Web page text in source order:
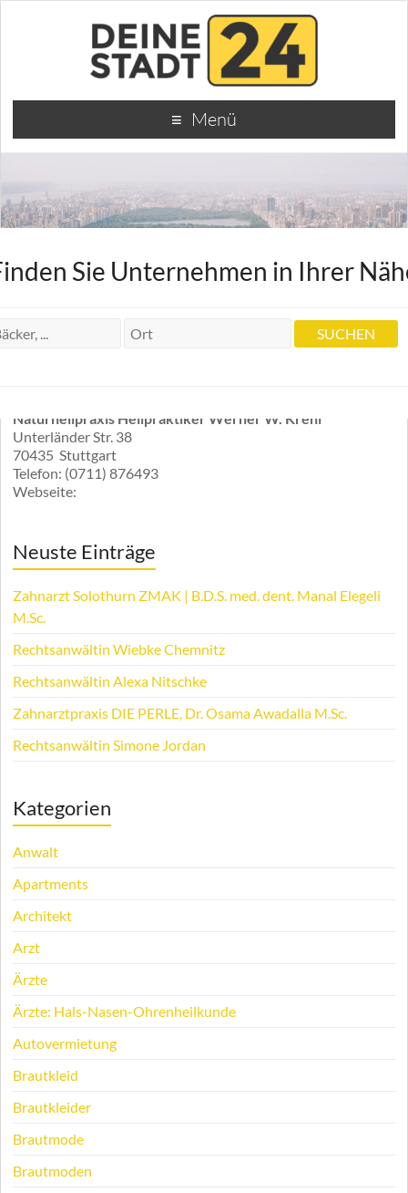
Menü
W. Krehl
Sie Unternehmen in Ihrer
Naturheilpraxis Heilpraktiker Werner W. Krehl
Unterländer Str. 38
70435 Stuttgart
Telefon: (0711) 876493
Webseite:
Neuste Einträge
Zahnarzt Solothurn ZMAK | B.D.S. med. dent. Manal Elegeli
M.Sc.
Rechtsanwältin Wiebke Chemnitz
Rechtsanwältin Alexa Nitschke
Zahnarztpraxis DIE PERLE, Dr. Osama Awadalla M.Sc.
Rechtsanwältin Simone Jordan
Kategorien
Anwalt
Apartments
Architekt
Arzt
Ärzte
Ärzte: Hals-Nasen-Ohrenheilkunde
Autovermietung
Brautkleid
Brautkleider
Brautmode
Brautmoden